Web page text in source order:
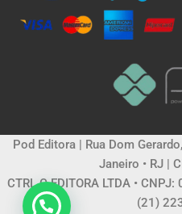
Pod Editora | Rua Dom
Janeiro • RJ |
CTRL C EDITORA LTDA •
(21)